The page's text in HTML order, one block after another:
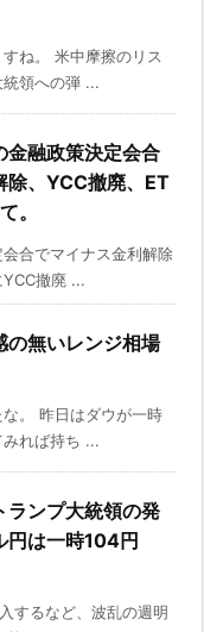
ね。 米中摩擦のリス
領への弾 ...
金融政策決定会合
除、YCC撤廃、ET
。
合でマイナス金利解除
撤廃 ...
の無いレンジ相場
。 昨日はダウが一時
れば持ち ...
ランプ大統領の発
円は一時104円
するなど、波乱の週明